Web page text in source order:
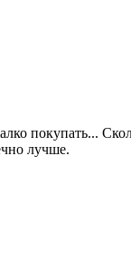
покупать...
лучше.